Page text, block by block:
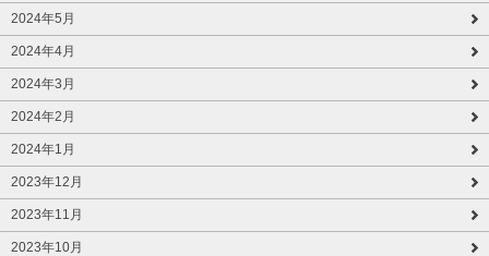
2024年5月
2024年4月
2024年3月
2024年2月
2024年1月
2023年12月
2023年11月
2023年10月